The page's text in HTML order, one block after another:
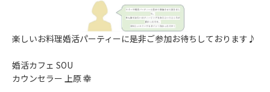
楽しいお料理婚活パーティーに是非ご参加お待ちしております♪
婚活カフェ SOU
カウンセラー 上原 幸